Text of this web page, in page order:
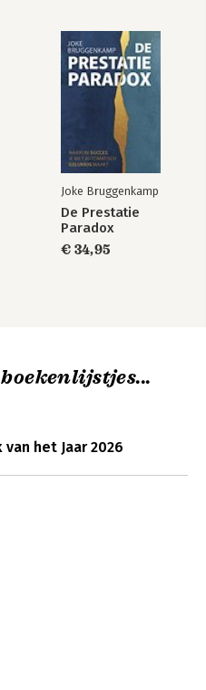
Joke Bruggenkamp
De Prestatie
Paradox
€ 34,95
het Jaar 2026